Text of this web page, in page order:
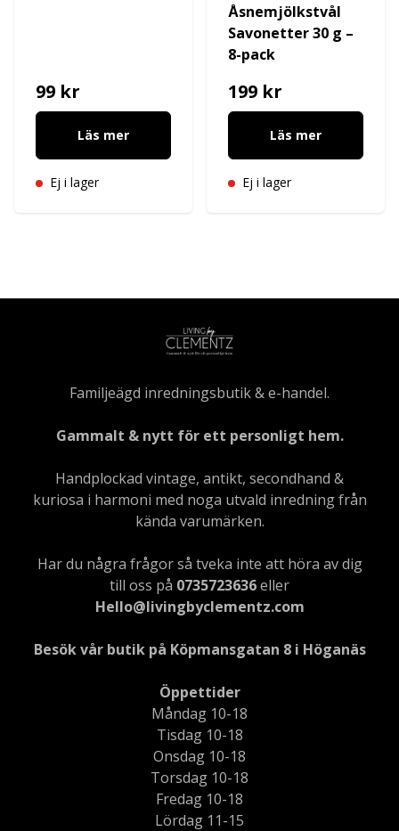
99 kr
Läs mer
Ej i lager
Åsnemjölkstvål
Savonetter 30 g –
8-pack
199 kr
Läs mer
Ej i lager
Familjeägd inredningsbutik & e-handel.
Gammalt & nytt för ett personligt hem.
Handplockad vintage, antikt, secondhand &
kuriosa i harmoni med noga utvald inredning från
kända varumärken.
Har du några frågor så tveka inte att höra av dig
till oss på 0735723636eller
Hello@livingbyclementz.com
Besök vår butik på Köpmansgatan 8 i Höganäs
Öppettider
Måndag 10-18
Tisdag 10-18
Onsdag 10-18
Torsdag 10-18
Fredag 10-18
Lördag 11-15